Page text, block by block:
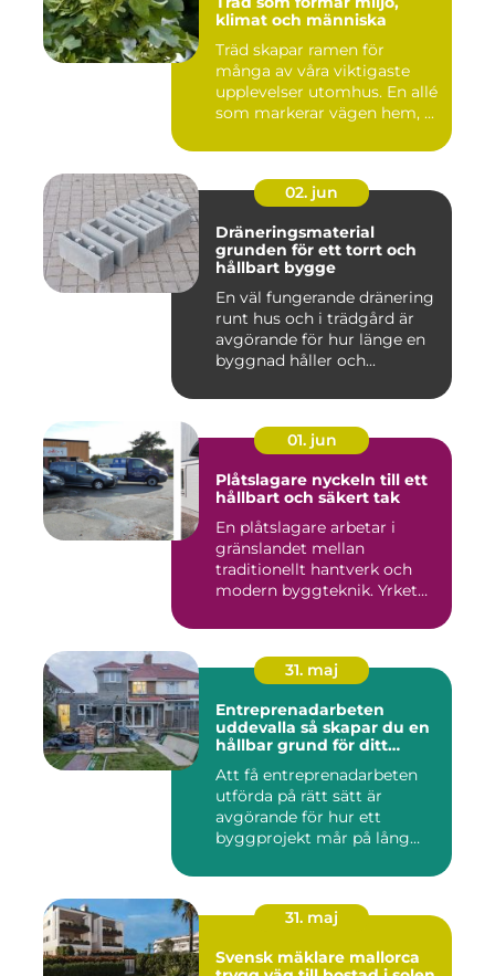
klimat och människa
Träd skapar ramen för
många av våra viktigaste
upplevelser utomhus. En allé
som markerar vägen hem, ...
02. jun
Dräneringsmaterial
grunden för ett torrt och
hållbart bygge
En väl fungerande dränering
runt hus och i trädgård är
avgörande för hur länge en
byggnad håller och...
01. jun
Plåtslagare nyckeln till ett
hållbart och säkert tak
En plåtslagare arbetar i
gränslandet mellan
traditionellt hantverk och
modern byggteknik. Yrket
31. maj
Entreprenadarbeten
uddevalla så skapar du en
hållbar grund för ditt
Att få entreprenadarbeten
utförda på rätt sätt är
avgörande för hur ett
byggprojekt mår på lång
31. maj
Svensk mäklare mallorca